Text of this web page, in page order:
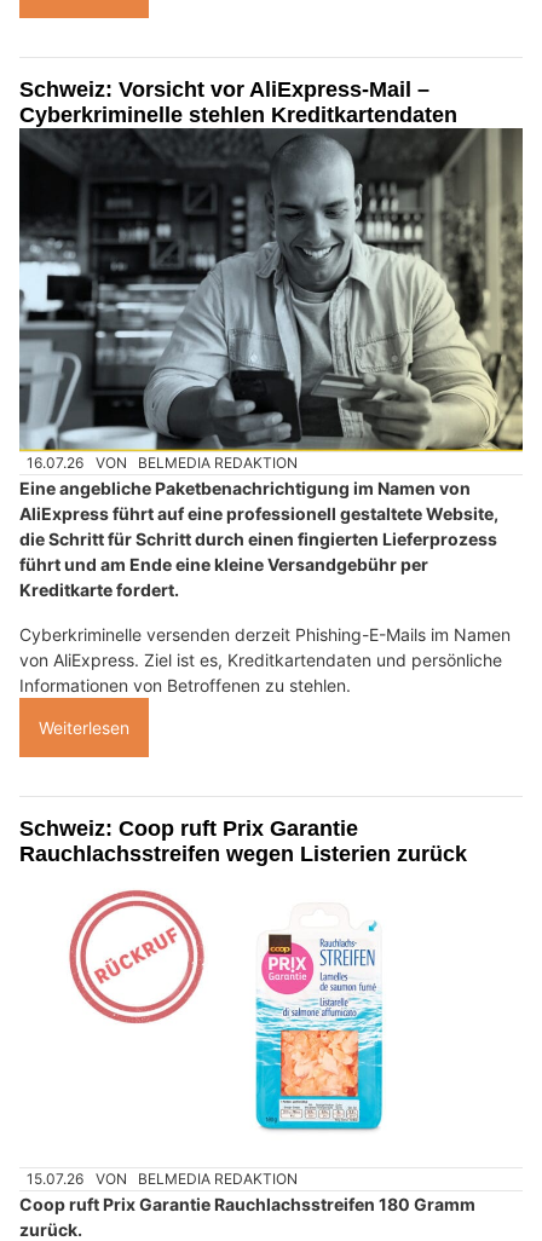
Schweiz: Vorsicht vor AliExpress-Mail –
Cyberkriminelle stehlen Kreditkartendaten
16.07.26 VON BELMEDIA REDAKTION
Eine angebliche Paketbenachrichtigung im Namen von
AliExpress führt auf eine professionell gestaltete Website,
die Schritt für Schritt durch einen fingierten Lieferprozess
führt und am Ende eine kleine Versandgebühr per
Kreditkarte fordert.
Cyberkriminelle versenden derzeit Phishing-E-Mails im Namen
von AliExpress. Ziel ist es, Kreditkartendaten und persönliche
Informationen von Betroffenen zu stehlen.
Weiterlesen
Schweiz: Coop ruft Prix Garantie
Rauchlachsstreifen wegen Listerien zurück
15.07.26 VON BELMEDIA REDAKTION
Coop ruft Prix Garantie Rauchlachsstreifen 180 Gramm
zurück.